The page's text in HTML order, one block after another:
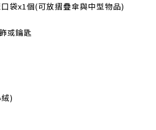
袋x1個(可放摺疊傘與中型物品)
或鑰匙
)